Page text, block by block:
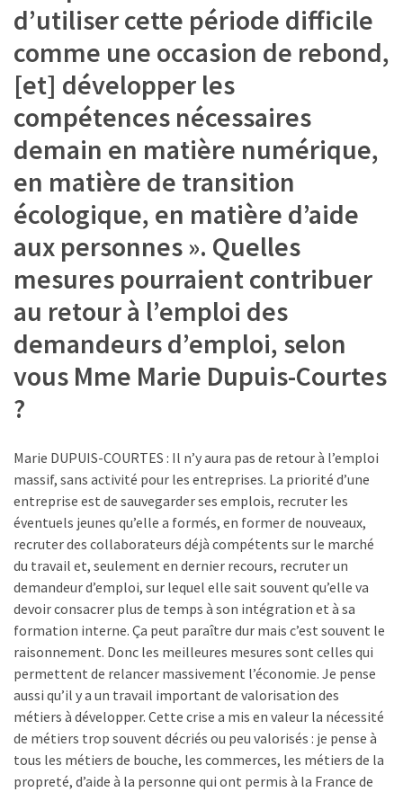
d’utiliser cette période difficile
comme une occasion de rebond,
[et] développer les
compétences nécessaires
demain en matière numérique,
en matière de transition
écologique, en matière d’aide
aux personnes ». Quelles
mesures pourraient contribuer
au retour à l’emploi des
demandeurs d’emploi, selon
vous Mme Marie Dupuis-Courtes
?
Marie DUPUIS-COURTES : Il n’y aura pas de retour à l’emploi
massif, sans activité pour les entreprises. La priorité d’une
entreprise est de sauvegarder ses emplois, recruter les
éventuels jeunes qu’elle a formés, en former de nouveaux,
recruter des collaborateurs déjà compétents sur le marché
du travail et, seulement en dernier recours, recruter un
demandeur d’emploi, sur lequel elle sait souvent qu’elle va
devoir consacrer plus de temps à son intégration et à sa
formation interne. Ça peut paraître dur mais c’est souvent le
raisonnement. Donc les meilleures mesures sont celles qui
permettent de relancer massivement l’économie. Je pense
aussi qu’il y a un travail important de valorisation des
métiers à développer. Cette crise a mis en valeur la nécessité
de métiers trop souvent décriés ou peu valorisés : je pense à
tous les métiers de bouche, les commerces, les métiers de la
propreté, d’aide à la personne qui ont permis à la France de